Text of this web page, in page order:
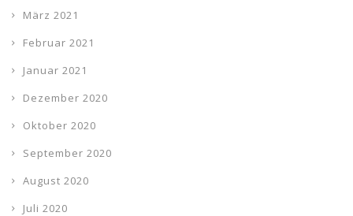
März 2021
Februar 2021
Januar 2021
Dezember 2020
Oktober 2020
September 2020
August 2020
Juli 2020